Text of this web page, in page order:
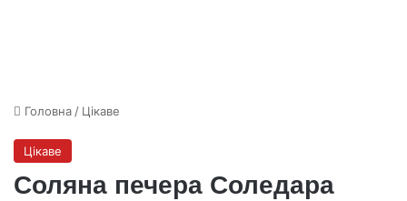
Головна / Цікаве
Цікаве
Соляна печера Соледара